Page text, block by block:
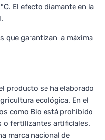
El efecto diamante en la
que garantizan la máxima
producto se ha elaborado
ecológica. En el
como Bio está prohibido
o fertilizantes artificiales.
marca nacional de